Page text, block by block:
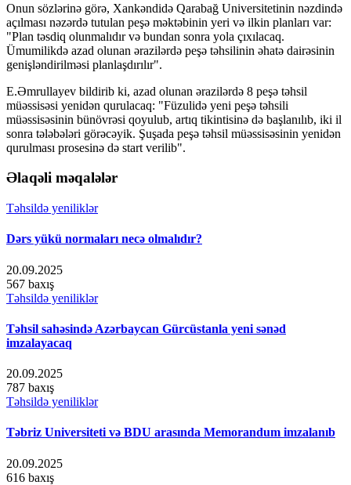
Onun sözlərinə görə, Xankəndidə Qarabağ Universitetinin nəzdində
açılması nəzərdə tutulan peşə məktəbinin yeri və ilkin planları var:
"Plan təsdiq olunmalıdır və bundan sonra yola çıxılacaq.
Ümumilikdə azad olunan ərazilərdə peşə təhsilinin əhatə dairəsinin
genişləndirilməsi planlaşdırılır".
E.Əmrullayev bildirib ki, azad olunan ərazilərdə 8 peşə təhsil
müəssisəsi yenidən qurulacaq: "Füzulidə yeni peşə təhsili
müəssisəsinin bünövrəsi qoyulub, artıq tikintisinə də başlanılıb, iki il
sonra tələbələri görəcəyik. Şuşada peşə təhsil müəssisəsinin yenidən
qurulması prosesinə də start verilib".
Əlaqəli məqalələr
Təhsildə yeniliklər
Dərs yükü normaları necə olmalıdır?
20.09.2025
567 baxış
Təhsildə yeniliklər
Təhsil sahəsində Azərbaycan Gürcüstanla yeni sənəd
imzalayacaq
20.09.2025
787 baxış
Təhsildə yeniliklər
Təbriz Universiteti və BDU arasında Memorandum imzalanıb
20.09.2025
616 baxış